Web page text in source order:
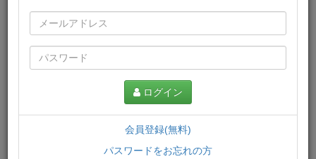
ログイン
会員登録(無料)
パスワードをお忘れの方